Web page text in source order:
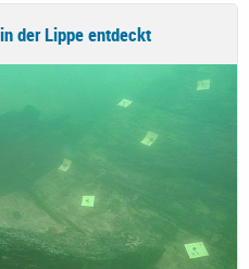
der Lippe entdeckt